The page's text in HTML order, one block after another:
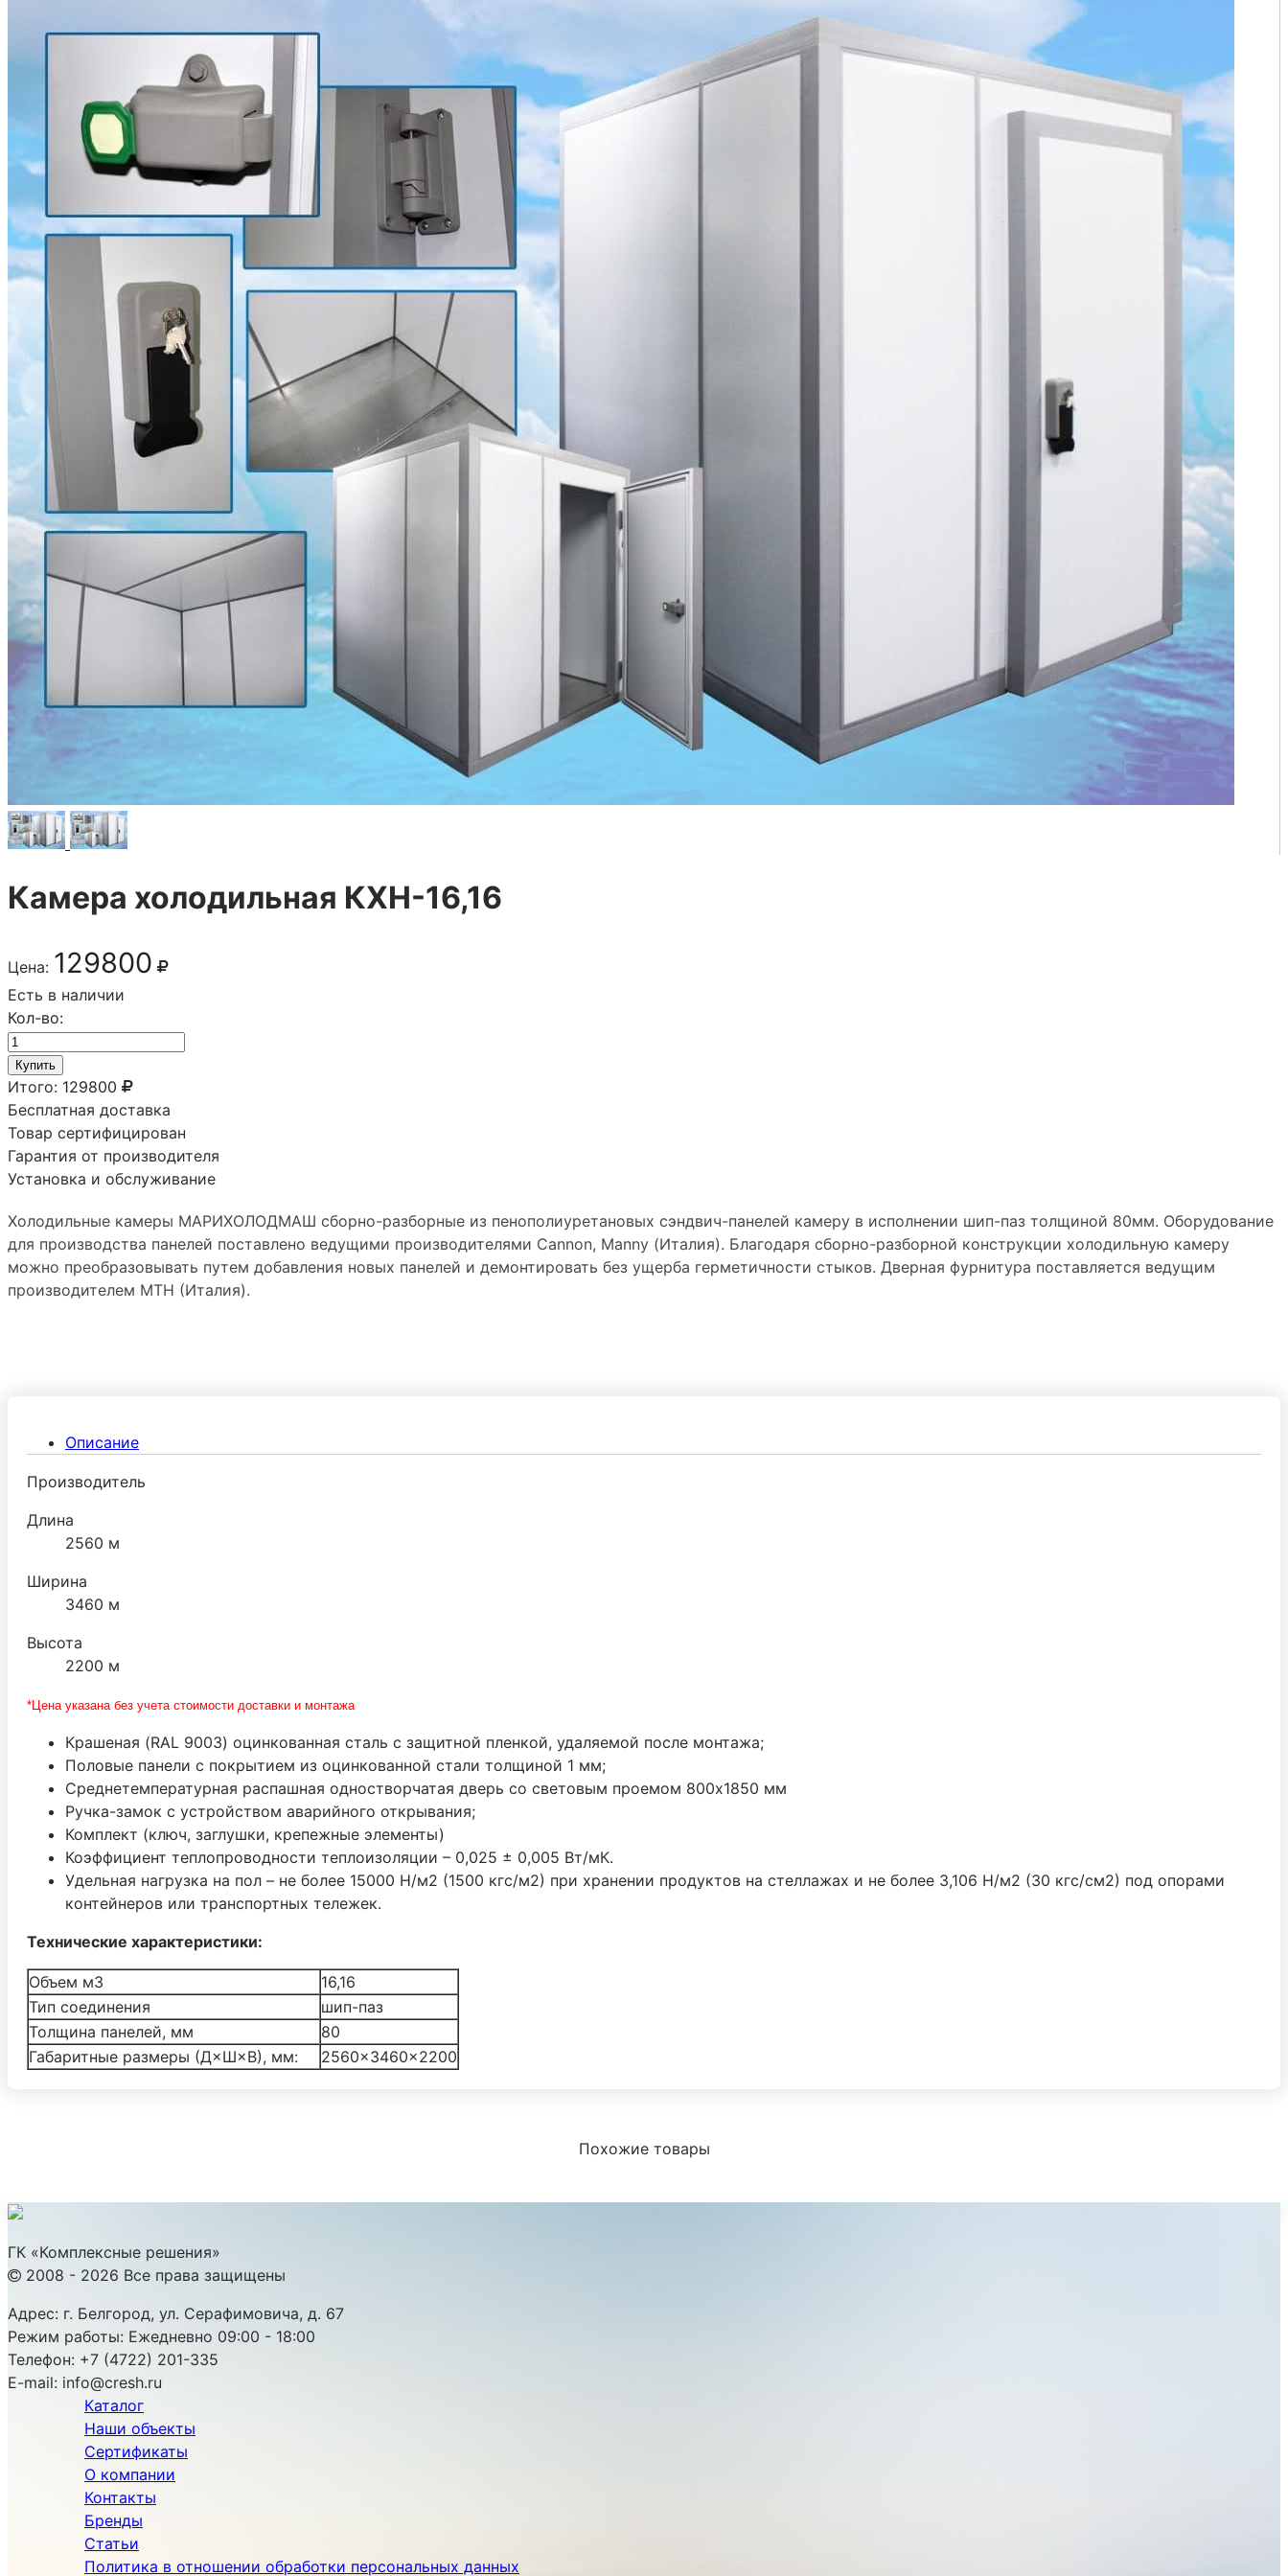
Камера холодильная КХН-16,16
Цена: 129800
Есть в наличии
Кол-во:
Купить
Итого: 129800
Бесплатная доставка
Товар сертифицирован
Гарантия от производителя
Установка и обслуживание
Холодильные камеры МАРИХОЛОДМАШ сборно-разборные из пенополиуретановых сэндвич-панелей камеру в исполнении шип-паз толщиной 80мм. Оборудование
для производства панелей поставлено ведущими производителями Сannon, Manny (Италия). Благодаря сборно-разборной конструкции холодильную камеру
можно преобразовывать путем добавления новых панелей и демонтировать без ущерба герметичности стыков. Дверная фурнитура поставляется ведущим
производителем МТН (Италия).
Описание
Производитель
Длина
2560 м
Ширина
3460 м
Высота
2200 м
*Цена указана без учета стоимости доставки и монтажа
Крашеная (RAL 9003) оцинкованная сталь с защитной пленкой, удаляемой после монтажа;
Половые панели с покрытием из оцинкованной стали толщиной 1 мм;
Среднетемпературная распашная одностворчатая дверь со световым проемом 800х1850 мм
Ручка-замок с устройством аварийного открывания;
Комплект (ключ, заглушки, крепежные элементы)
Коэффициент теплопроводности теплоизоляции – 0,025 ± 0,005 Вт/мК.
Удельная нагрузка на пол – не более 15000 Н/м2 (1500 кгс/м2) при хранении продуктов на стеллажах и не более 3,106 Н/м2 (30 кгс/см2) под опорами
контейнеров или транспортных тележек.
Технические характеристики:
Объем м3
16,16
Тип соединения
шип-паз
Толщина панелей, мм
80
Габаритные размеры (Д×Ш×В), мм:
2560×3460×2200
Похожие товары
ГК «Комплексные решения»
2008 - 2026 Все права защищены
Адрес: г. Белгород, ул. Серафимовича, д. 67
Режим работы: Ежедневно 09:00 - 18:00
Телефон: +7 (4722) 201-335
E-mail: info@cresh.ru
Каталог
Наши объекты
Сертификаты
О компании
Контакты
Бренды
Статьи
Политика в отношении обработки персональных данных